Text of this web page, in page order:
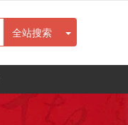
全站搜索